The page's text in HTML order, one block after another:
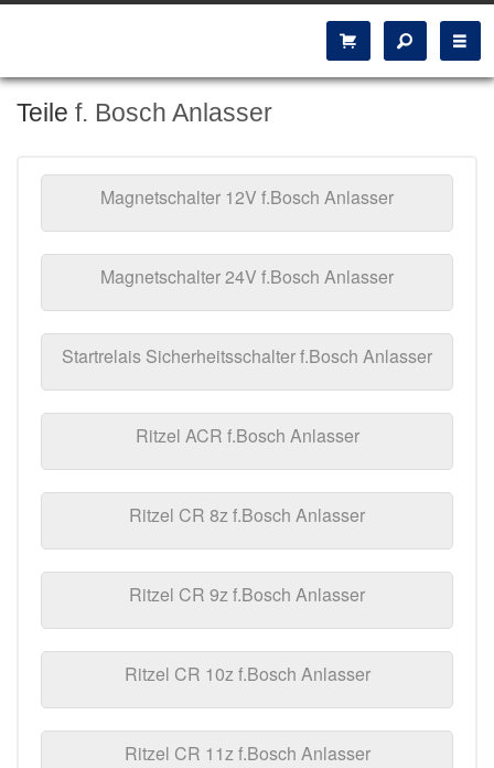
Teile f. Bosch Anlasser
Magnetschalter 12V f.Bosch Anlasser
Magnetschalter 24V f.Bosch Anlasser
Startrelais Sicherheitsschalter f.Bosch Anlasser
Ritzel ACR f.Bosch Anlasser
Ritzel CR 8z f.Bosch Anlasser
Ritzel CR 9z f.Bosch Anlasser
Ritzel CR 10z f.Bosch Anlasser
Ritzel CR 11z f.Bosch Anlasser